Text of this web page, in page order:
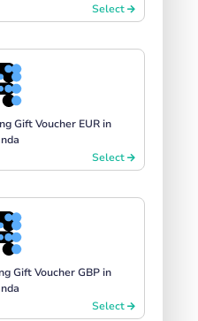
Select
Gift Voucher EUR in
Select
Gift Voucher GBP in
Select